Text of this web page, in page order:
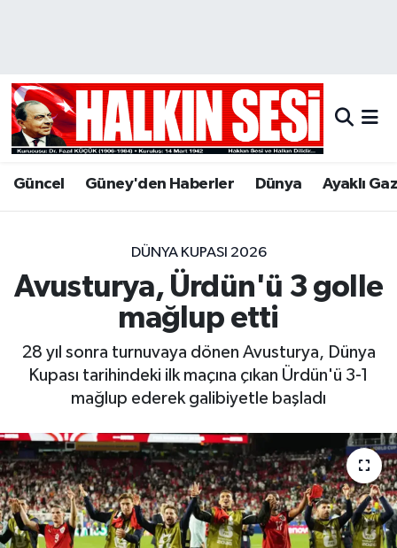
Güncel Güney'den Haberler Dünya Ayaklı
DÜNYA KUPASI 2026
Avusturya, Ürdün'ü 3 golle
mağlup etti
28 yıl sonra turnuvaya dönen Avusturya, Dünya
Kupası tarihindeki ilk maçına çıkan Ürdün'ü 3-1
mağlup ederek galibiyetle başladı
Hava Durumu
Trafik Durumu
Tüm Manşetler
Son Dakika Haberleri